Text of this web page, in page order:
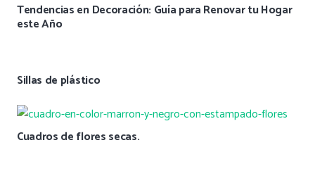
Tendencias en Decoración: Guía para Renovar tu Hogar
este Año
Sillas de plástico
Cuadros de flores secas.